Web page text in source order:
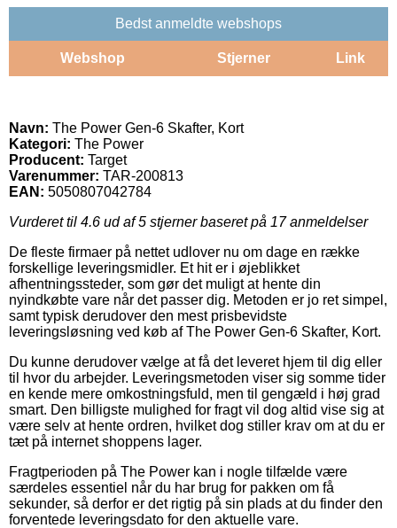
Bedst anmeldte webshops
Webshop Stjerner Link
Navn: The Power Gen-6 Skafter, Kort
Kategori: The Power
Producent: Target
Varenummer: TAR-200813
EAN: 5050807042784
Vurderet til 4.6 ud af 5 stjerner baseret på 17anmeldelser
De fleste firmaer på nettet udlover nu om dage en række
forskellige leveringsmidler. Et hit er i øjeblikket
afhentningssteder, som gør det muligt at hente din
nyindkøbte vare når det passer dig. Metoden er jo ret simpel,
samt typisk derudover den mest prisbevidste
leveringsløsning ved køb af The Power Gen-6 Skafter, Kort.
Du kunne derudover vælge at få det leveret hjem til dig eller
til hvor du arbejder. Leveringsmetoden viser sig somme tider
en kende mere omkostningsfuld, men til gengæld i høj grad
smart. Den billigste mulighed for fragt vil dog altid vise sig at
være selv at hente ordren, hvilket dog stiller krav om at du er
tæt på internet shoppens lager.
Fragtperioden på The Power kan i nogle tilfælde være
særdeles essentiel når du har brug for pakken om få
sekunder, så derfor er det rigtig på sin plads at du finder den
forventede leveringsdato for den aktuelle vare.